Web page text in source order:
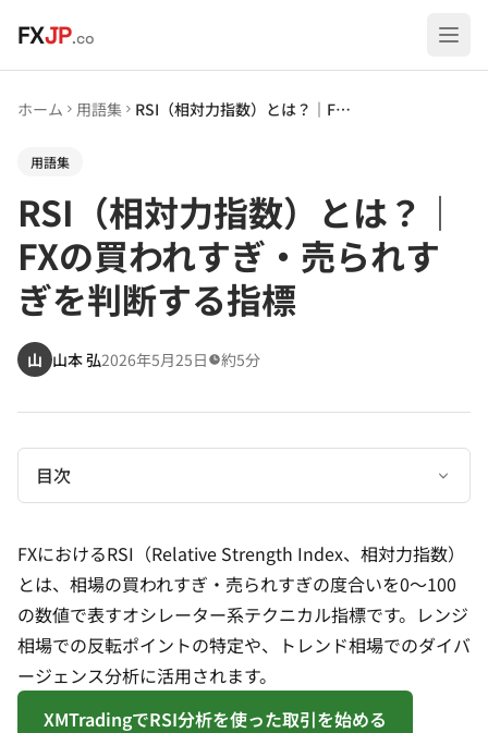
FXJP.co
ホーム 用語集 RSI（相対力指数）とは？｜FXの買われすぎ・売られすぎを判断する指標
用語集
RSI（相対力指数）とは？｜
FXの買われすぎ・売られす
ぎを判断する指標
山 山本 弘2026年5月25日 約5分
目次
FXにおけるRSI（Relative Strength Index、相対力指数）
とは、相場の買われすぎ・売られすぎの度合いを0〜100
の数値で表すオシレーター系テクニカル指標です。レンジ
相場での反転ポイントの特定や、トレンド相場でのダイバ
ージェンス分析に活用されます。
XMTradingでRSI分析を使った取引を始める